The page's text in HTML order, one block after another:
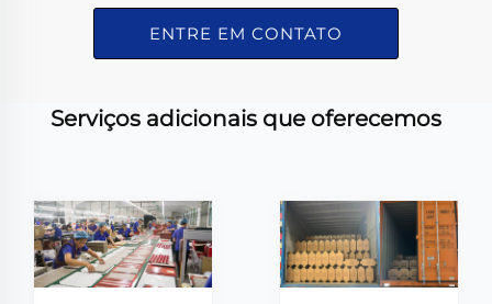
ENTRE EM CONTATO
Serviços adicionais que oferecemos